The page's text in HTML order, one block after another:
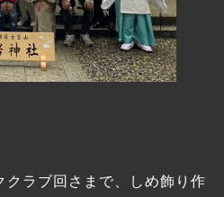
クラブ回さまで、しめ飾り作